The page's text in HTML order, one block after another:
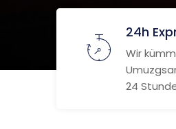
24h
Wir
24